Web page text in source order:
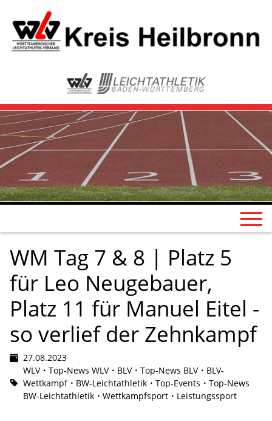
WM Tag 7 & 8 | Platz 5
für Leo Neugebauer,
Platz 11 für Manuel Eitel -
so verlief der Zehnkampf
27.08.2023
WLV
Top-News WLV BLV Top-News BLV
BLV-
Wettkampf
BW-Leichtathletik Top-Events
Top-News
BW-Leichtathletik
Wettkampfsport Leistungssport